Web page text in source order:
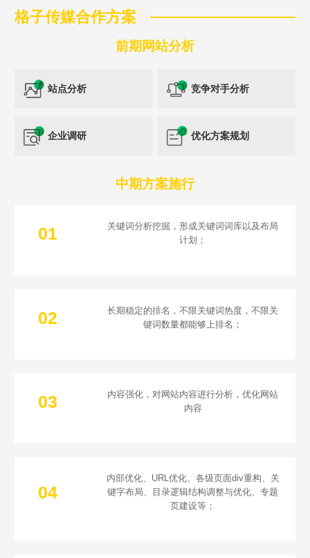
格子传媒合作方案
前期网站分析
站点分析 竞争对手分析
企业调研 优化方案规划
中期方案施行
01
关键词分析挖掘，形成关键词词库以及布局
计划；
02
长期稳定的排名，不限关键词热度，不限关
键词数量都能够上排名；
03
内容强化，对网站内容进行分析，优化网站
内容
04
内部优化、URL优化、各级页面div重构、关
键字布局、目录逻辑结构调整与优化、专题
页建设等；
Are you ready?